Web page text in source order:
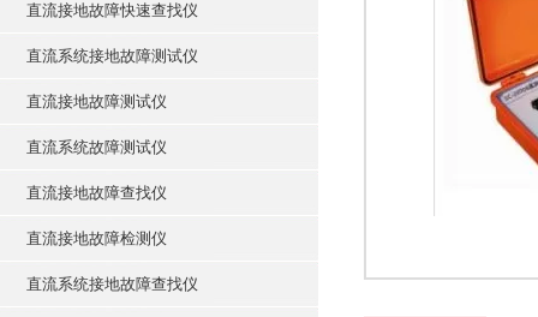
直流接地故障快速查找仪
直流系统接地故障测试仪
直流接地故障测试仪
直流系统故障测试仪
直流接地故障查找仪
直流接地故障检测仪
直流系统接地故障查找仪